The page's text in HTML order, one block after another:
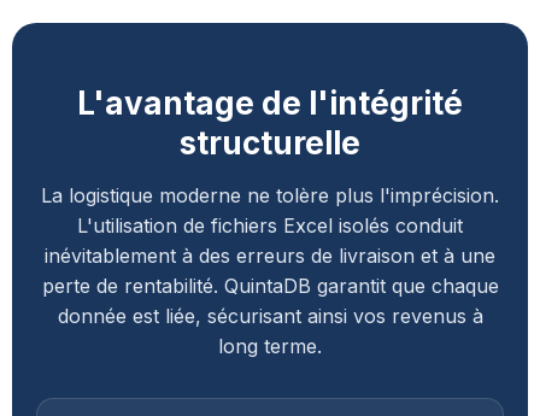
L'avantage de l'intégrité
structurelle
La logistique moderne ne tolère plus l'imprécision.
L'utilisation de fichiers Excel isolés conduit
inévitablement à des erreurs de livraison et à une
perte de rentabilité. QuintaDB garantit que chaque
donnée est liée, sécurisant ainsi vos revenus à
long terme.